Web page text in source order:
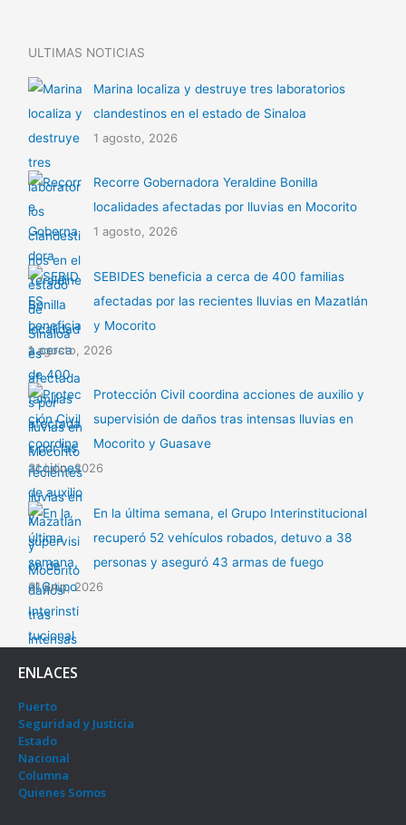
ULTIMAS NOTICIAS
Marina localiza y destruye tres laboratorios
clandestinos en el estado de Sinaloa
1 agosto, 2026
Recorre Gobernadora Yeraldine Bonilla
localidades afectadas por lluvias en Mocorito
1 agosto, 2026
SEBIDES beneficia a cerca de 400 familias
afectadas por las recientes lluvias en Mazatlán
y Mocorito
1 agosto, 2026
Protección Civil coordina acciones de auxilio y
supervisión de daños tras intensas lluvias en
Mocorito y Guasave
31 julio, 2026
En la última semana, el Grupo Interinstitucional
recuperó 52 vehículos robados, detuvo a 38
personas y aseguró 43 armas de fuego
31 julio, 2026
ENLACES
Puerto
Seguridad y Justicia
Estado
Nacional
Columna
Quienes Somos